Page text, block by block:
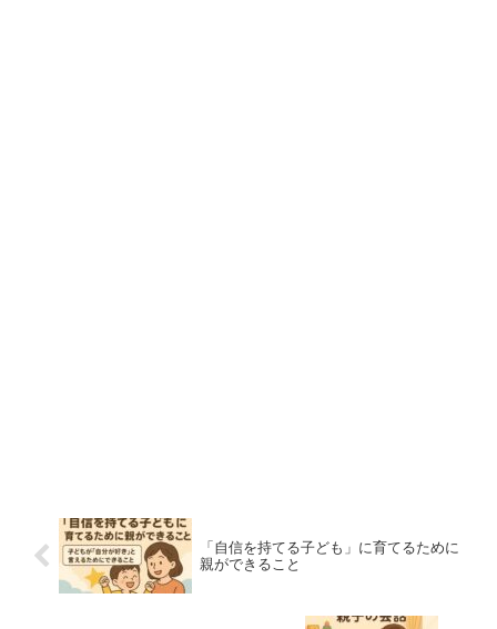
「自信を持てる子ども」に育てるために
親ができること